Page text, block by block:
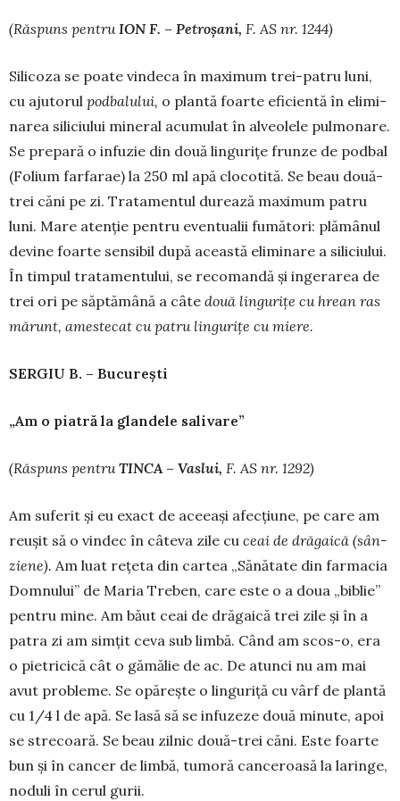
(Răspuns pentruION F. – Petroşani, F. AS nr. 1244)
Silicoza se poate vindeca în maximum trei-patru luni,
cu ajutorul podbalului, o plantă foarte eficientă în elimi­
narea siliciului mineral acumulat în alveolele pulmonare.
Se prepară o infuzie din două lingurițe frunze de podbal
(Folium farfarae) la 250 ml apă clocotită. Se beau două-
trei căni pe zi. Tratamentul durează maximum patru
luni. Mare atenție pentru eventualii fumători: plămânul
devine foarte sensibil după această eliminare a siliciului.
În tim­pul tra­tamentului, se recomandă și ingerarea de
trei ori pe săptămână a câte două lingurițe cu hrean ras
mărunt, ames­tecat cu patru lingurițe cu miere.
SERGIU B. – București
„Am o piatră la glandele salivare”
(Răspuns pentruTINCA – Vaslui, F. AS nr. 1292)
Am suferit și eu exact de aceeași afecțiune, pe care am
reușit să o vin­dec în câteva zile cu ceai de drăgaică (sân­
ziene). Am luat rețeta din cartea „Sănătate din farmacia
Domnului” de Maria Treben, care este o a doua „biblie”
pen­tru mine. Am băut ceai de drăgaică trei zile și în a
patra zi am simțit ceva sub limbă. Când am scos-o, era
o pietricică cât o gămălie de ac. De atunci nu am mai
avut probleme. Se opă­rește o linguriță cu vârf de plantă
cu 1/4 l de apă. Se lasă să se infuzeze două minute, apoi
se stre­coară. Se beau zilnic două-trei căni. Este foarte
bun și în cancer de limbă, tumoră canceroasă la la­ringe,
noduli în cerul gurii.